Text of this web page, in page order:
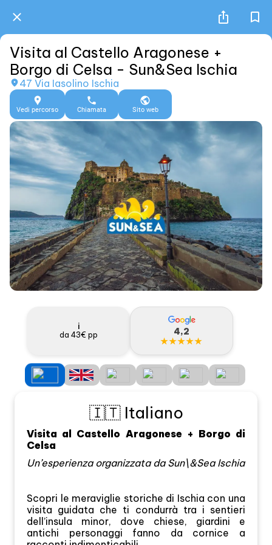
Visita al Castello Aragonese +
Borgo di Celsa - Sun&Sea Ischia
47 Via Iasolino Ischia
Vedi percorso Chiamata Sito web
ℹ️
da 43€ pp
4,2
★★★★★
🇮🇹 Italiano
Visita al Castello Aragonese + Borgo di
Celsa
Un’esperienza organizzata da Sun\&Sea Ischia
Scopri le meraviglie storiche di Ischia con una
visita guidata che ti condurrà tra i sentieri
dell’insula minor, dove chiese, giardini e
antichi personaggi fanno da cornice a